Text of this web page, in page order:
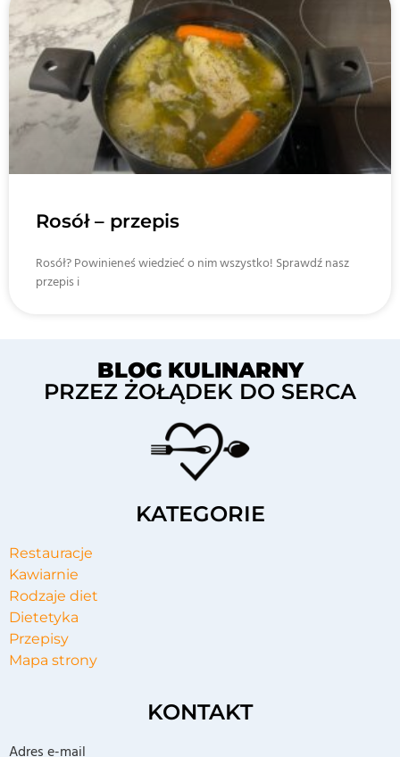
Rosół – przepis
Rosół? Powinieneś wiedzieć o nim wszystko! Sprawdź nasz
przepis i
BLOG KULINARNY
PRZEZ ŻOŁĄDEK DO SERCA
KATEGORIE
Restauracje
Kawiarnie
Rodzaje diet
Dietetyka
Przepisy
Mapa strony
KONTAKT
Adres e-mail